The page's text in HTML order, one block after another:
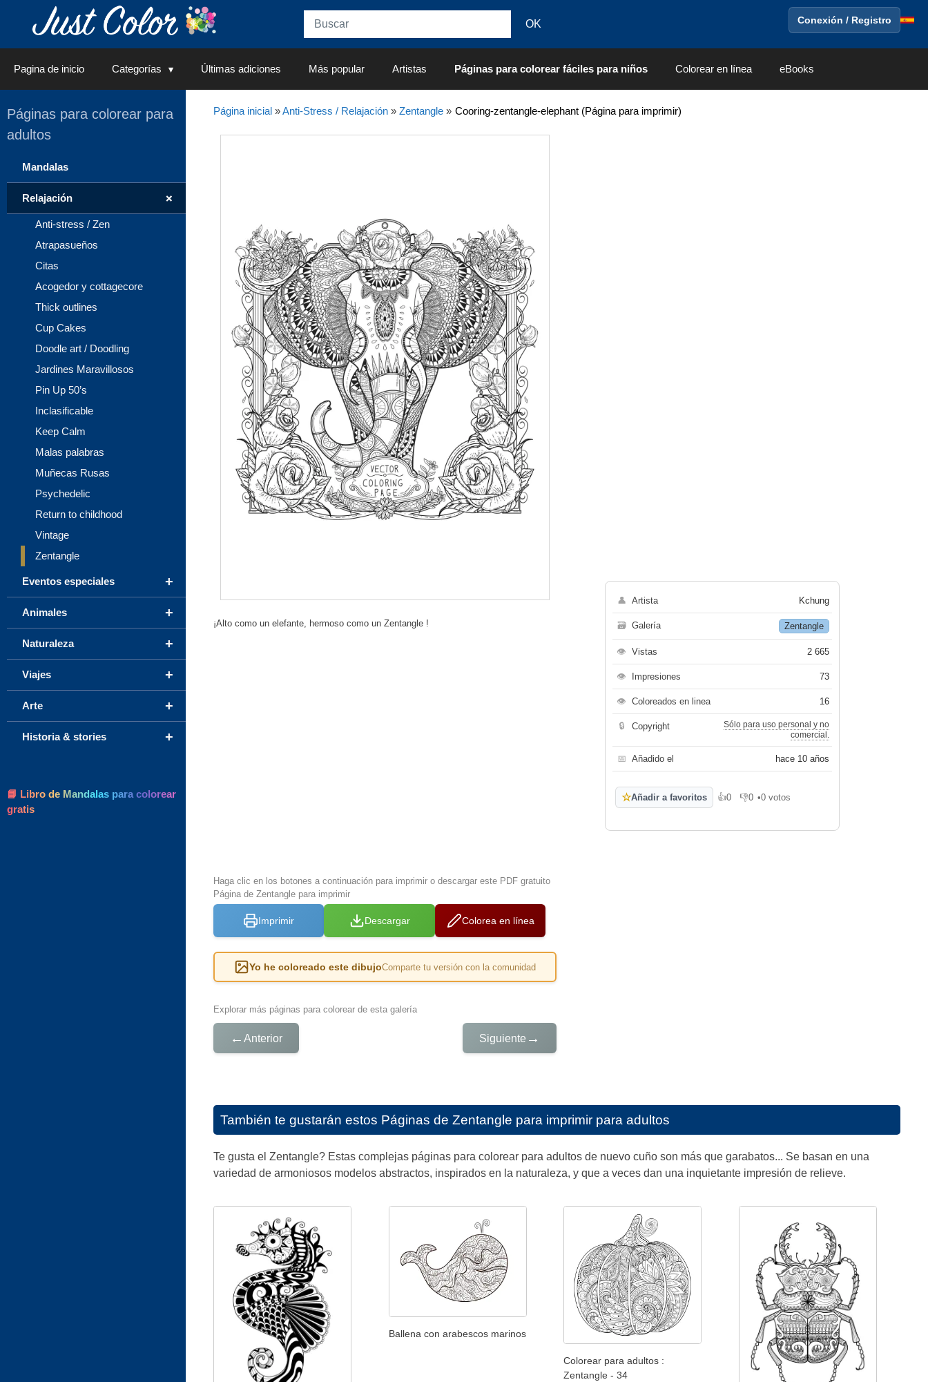
Conexión / Registro
Pagina de inicio Categorías Últimas adiciones Más popular Artistas Páginas para colorear fáciles para niños Colorear en línea eBooks
Página inicial»Anti-Stress / Relajación» Zentangle» Cooring-zentangle-elephant (Página para imprimir)
¡Alto como un elefante, hermoso como un Zentangle !
Haga clic en los botones a continuación para imprimir o descargar este PDF gratuito
Página de Zentangle para imprimir
Imprimir Descargar Colorea en línea
Yo he coloreado este dibujoComparte tu versión con la comunidad
Explorar más páginas para colorear de esta galería
← Anterior Siguiente →
👤 Artista Kchung
🗃 Galería Zentangle
👁 Vistas 2 665
👁 Impresiones 73
👁 Coloreados en linea 16
🔒 Copyright
Sólo para uso personal y no
comercial.
📅 Añadido el hace 10 años
☆Añadir a favoritos 👍0
Me gusta
👎0
No me gusta
•0 votos
También te gustarán estos Páginas de Zentangle para imprimir para adultos
Te gusta el Zentangle? Estas complejas páginas para colorear para adultos de nuevo cuño son más que garabatos... Se basan en una
variedad de armoniosos modelos abstractos, inspirados en la naturaleza, y que a veces dan una inquietante impresión de relieve.
Ballena con arabescos marinos
Colorear para adultos :
Zentangle - 34
Páginas para colorear para
adultos
Mandalas
+
Relajación
Anti-stress / Zen
Atrapasueños
Citas
Acogedor y cottagecore
Thick outlines
Cup Cakes
Doodle art / Doodling
Jardines Maravillosos
Pin Up 50’s
Inclasificable
Keep Calm
Malas palabras
Muñecas Rusas
Psychedelic
Return to childhood
Vintage
Zentangle
+
Eventos especiales
+
Animales
+
Naturaleza
+
Viajes
+
Arte
+
Historia & stories
📘 Libro de Mandalas para colorear
gratis